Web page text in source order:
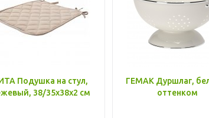
Подушка на стул,
38/35x38x2 см
ГЕМАК Дуршлаг,
оттенком